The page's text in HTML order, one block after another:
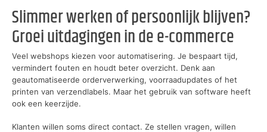
Slimmer werken of persoonlijk blijven?
Groei uitdagingen in de e-commerce
Veel webshops kiezen voor automatisering. Je bespaart tijd,
vermindert fouten en houdt beter overzicht. Denk aan
geautomatiseerde orderverwerking, voorraadupdates of het
printen van verzendlabels. Maar het gebruik van software heeft
ook een keerzijde.
Klanten willen soms direct contact. Ze stellen vragen, willen